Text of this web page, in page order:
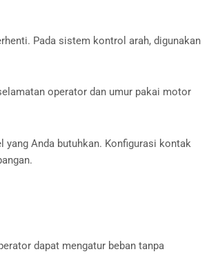
Pada sistem kontrol arah, digunakan
operator dan umur pakai motor
yang Anda butuhkan. Konfigurasi kontak
dapat mengatur beban tanpa